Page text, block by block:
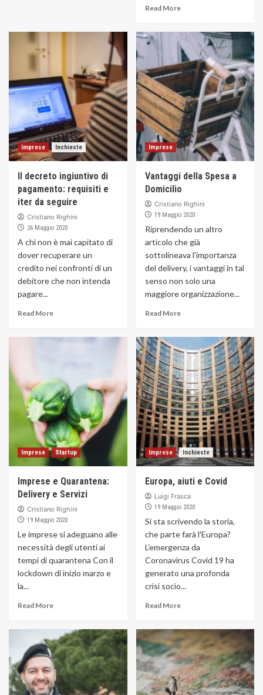
Read More
Imprese Inchieste
Il decreto ingiuntivo di
pagamento: requisiti e
iter da seguire
Cristiano Righini
26 Maggio 2020
A chi non è mai capitato di
dover recuperare un
credito nei confronti di un
debitore che non intenda
pagare...
Read More
Imprese
Vantaggi della Spesa a
Domicilio
Cristiano Righini
19 Maggio 2020
Riprendendo un altro
articolo che già
sottolineava l'importanza
del delivery, i vantaggi in tal
senso non solo una
maggiore organizzazione...
Read More
Imprese Startup
Imprese e Quarantena:
Delivery e Servizi
Cristiano Righini
19 Maggio 2020
Le imprese si adeguano alle
necessità degli utenti ai
tempi di quarantena Con il
lockdown di inizio marzo e
la...
Read More
Imprese Inchieste
Europa, aiuti e Covid
Luigi Frasca
19 Maggio 2020
Si sta scrivendo la storia,
che parte farà l'Europa?
L’emergenza da
Coronavirus Covid 19 ha
generato una profonda
crisi socio...
Read More